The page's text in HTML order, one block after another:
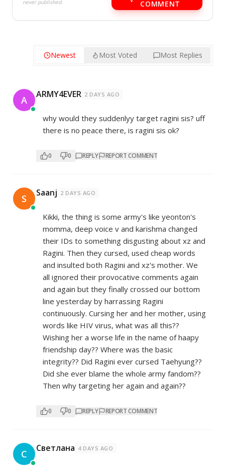
never published. COMMENT
Newest Most Voted Most Replies
A ARMY4EVER 2 DAYS AGO
why would they suddenlyy target ragini sis? uff
there is no peace there, is ragini sis ok?
0 0 REPLY REPORT COMMENT
S Saanj 2 DAYS AGO
Kikki, the thing is some army's like yeonton's
momma, deep voice v and karishma changed
their IDs to something disgusting about xz and
Ragini. Then they cursed, used cheap words
and insulted both Ragini and xz's mother. We
all ignored their provocative comments again
and again but they finally crossed our bottom
line yesterday by harrassing Ragini
continuously. Cursing her and her mother, using
words like HIV virus, what was all this??
Wishing her a worse life in the name of haapy
friendship day?? Where was the basic
integrity?? Did Ragini ever cursed Taehyung??
Did she ever blame the whole army fandom??
Then why targeting her again and again??
0 0 REPLY REPORT COMMENT
С Светлана 4 DAYS AGO